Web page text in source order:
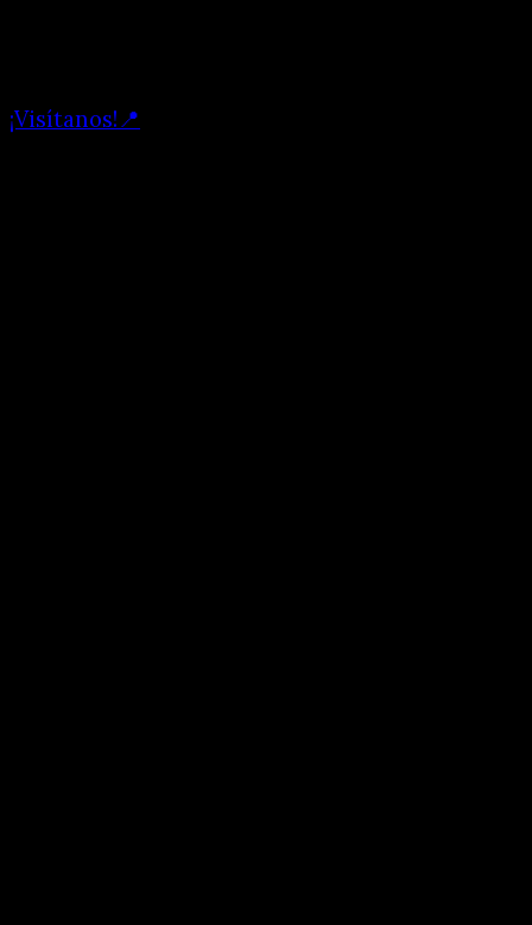
¡Visítanos!📍